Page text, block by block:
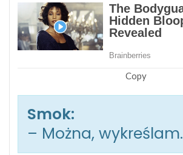
Copy
Smok:
– Można, wykreślam.